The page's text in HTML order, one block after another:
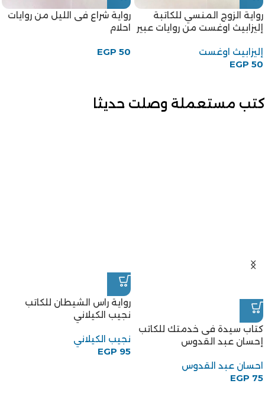
رواية الزوج المنسي للكاتبة
إليزابيث اوغست من روايات عبير
إليزابيث اوغست
EGP 50
رواية شراع فى الليل من روايات
احلام
EGP 50
كتب مستعملة وصلت حديثا
كتاب سيدة فى خدمتك للكاتب
إحسان عبد القدوس
احسان عبد القدوس
EGP 75
رواية راس الشيطان للكاتب
نجيب الكيلاني
نجيب الكيلاني
EGP 95